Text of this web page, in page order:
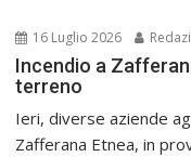
16 Luglio 2026
Incendio a
terreno
Ieri, diverse aziende
Zafferana Etnea, in